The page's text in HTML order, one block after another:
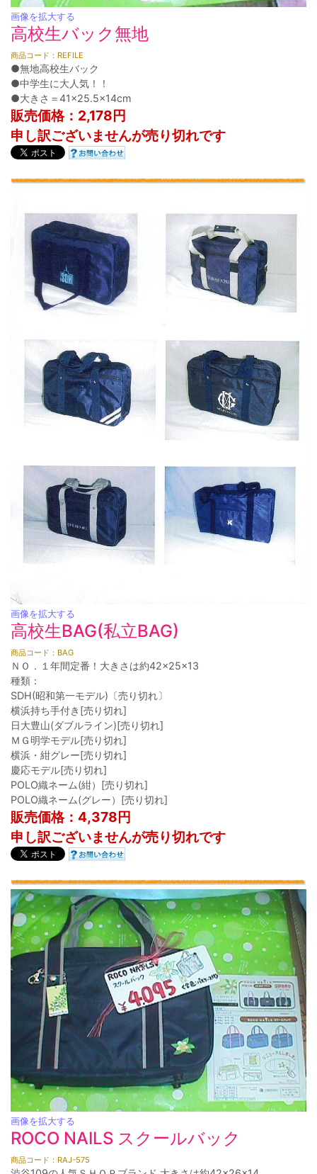
画像を拡大する
高校生バック無地
商品コード：REFILE
●無地高校生バック
●中学生に大人気！！
●大きさ＝41×25.5×14cm
販売価格：2,178円
申し訳ございませんが売り切れです
画像を拡大する
高校生BAG(私立BAG)
商品コード：BAG
ＮＯ．１年間定番！大きさは約42×25×13
種類：
SDH(昭和第一モデル)〔売り切れ〕
横浜持ち手付き[売り切れ]
日大豊山(ダブルライン)[売り切れ]
ＭＧ明学モデル[売り切れ]
横浜・紺グレー[売り切れ]
慶応モデル[売り切れ]
POLO織ネーム(紺）[売り切れ]
POLO織ネーム(グレー）[売り切れ]
販売価格：4,378円
申し訳ございませんが売り切れです
画像を拡大する
ROCO NAILS スクールバック
商品コード：RAJ-575